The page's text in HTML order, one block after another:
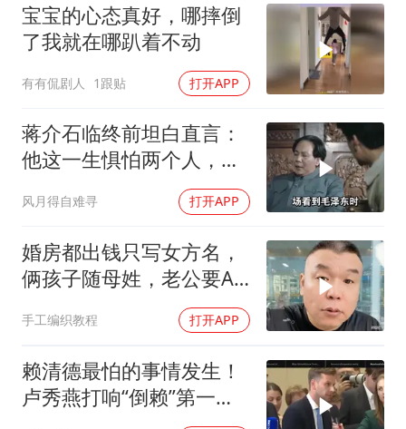
今年第二强台风将带来多大影响
习近平心系体育强国建设
宝宝的心态真好，哪摔倒
了我就在哪趴着不动
有有侃剧人 1跟贴 打开APP
蒋介石临终前坦白直言：
他这一生惧怕两个人，却
风月得自难寻 打开APP
婚房都出钱只写女方名，
俩孩子随母姓，老公要AA
手工编织教程 打开APP
赖清德最怕的事情发生！
卢秀燕打响“倒赖”第一